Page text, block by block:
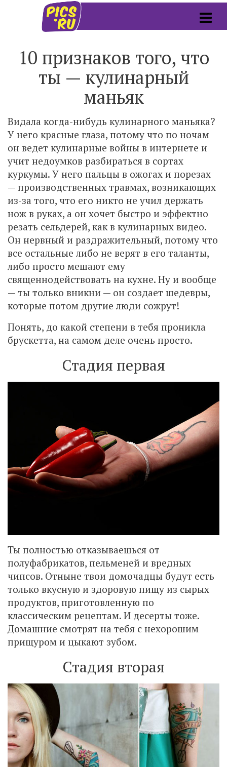
10 признаков того, что
ты — кулинарный
маньяк
Видала когда-нибудь кулинарного маньяка?
У него красные глаза, потому что по ночам
он ведет кулинарные войны в интернете и
учит недоумков разбираться в сортах
куркумы. У него пальцы в ожогах и порезах
— производственных травмах, возникающих
из-за того, что его никто не учил держать
нож в руках, а он хочет быстро и эффектно
резать сельдерей, как в кулинарных видео.
Он нервный и раздражительный, потому что
все остальные либо не верят в его таланты,
либо просто мешают ему
священнодействовать на кухне. Ну и вообще
— ты только вникни — он создает шедевры,
которые потом другие люди сожрут!
Понять, до какой степени в тебя проникла
брускетта, на самом деле очень просто.
Стадия первая
Ты полностью отказываешься от
полуфабрикатов, пельменей и вредных
чипсов. Отныне твои домочадцы будут есть
только вкусную и здоровую пищу из сырых
продуктов, приготовленную по
классическим рецептам. И десерты тоже.
Домашние смотрят на тебя с нехорошим
прищуром и цыкают зубом.
Стадия вторая